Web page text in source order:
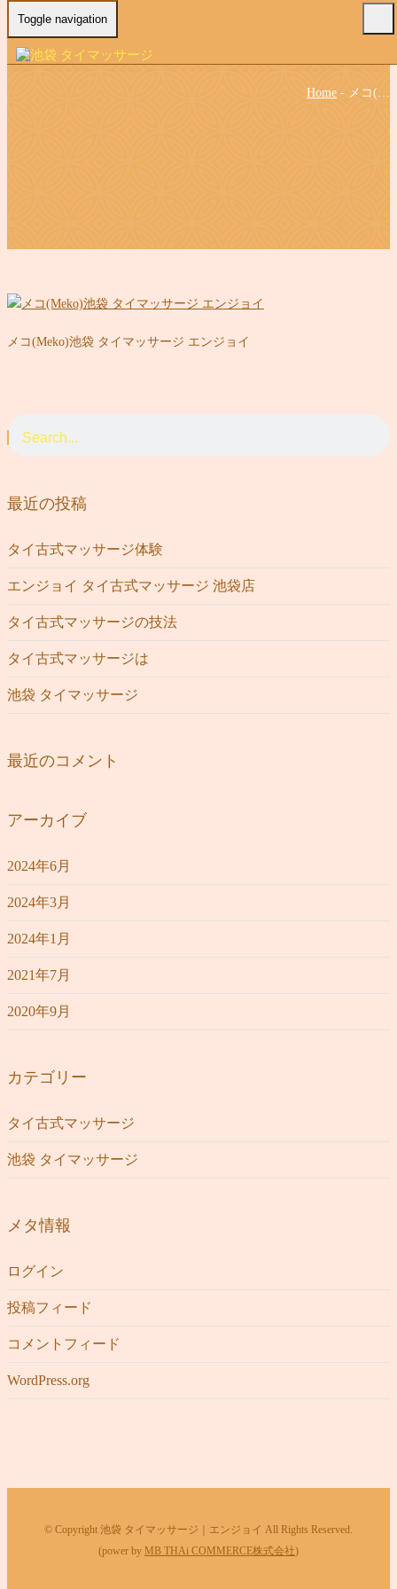
Toggle navigation
Home - メコ(…
メコ(Meko)池袋 タイマッサージ エンジョイ
最近の投稿
タイ古式マッサージ体験
エンジョイ タイ古式マッサージ 池袋店
タイ古式マッサージの技法
タイ古式マッサージは
池袋 タイマッサージ
最近のコメント
アーカイブ
2024年6月
2024年3月
2024年1月
2021年7月
2020年9月
カテゴリー
タイ古式マッサージ
池袋 タイマッサージ
メタ情報
ログイン
投稿フィード
コメントフィード
WordPress.org
© Copyright 池袋 タイマッサージ｜エンジョイ All Rights Reserved.
(power by MB THAi COMMERCE株式会社)